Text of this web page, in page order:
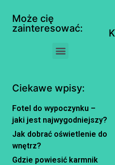
Może cię
zainteresować:
Ciekawe wpisy:
Fotel do wypoczynku –
jaki jest najwygodniejszy?
Jak dobrać oświetlenie do
wnętrz?
Gdzie powiesić karmnik